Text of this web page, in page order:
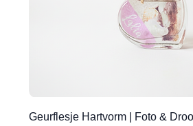
Geurflesje Hartvorm | Foto &